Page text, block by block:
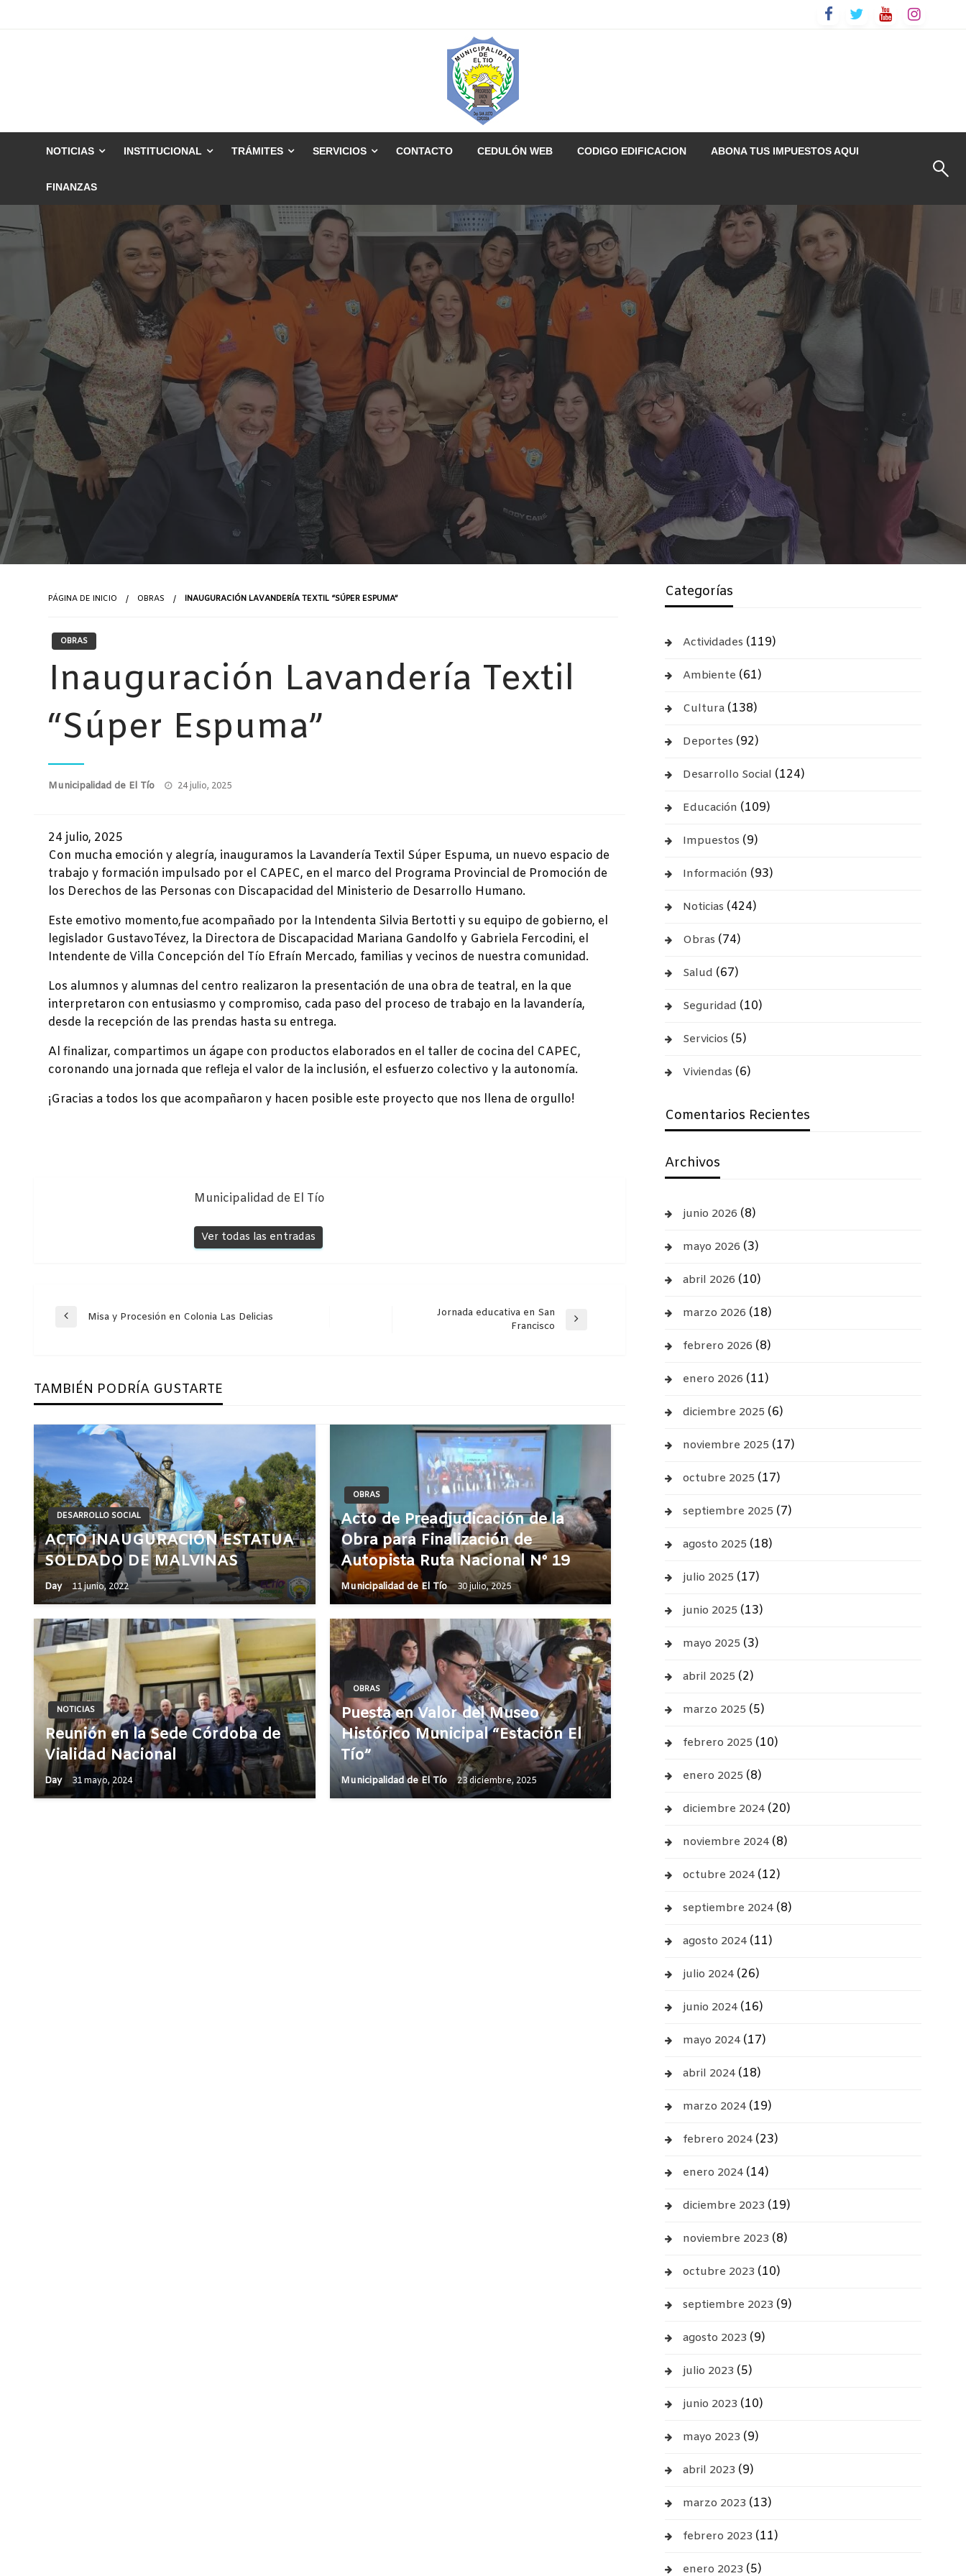
NOTICIAS INSTITUCIONAL TRÁMITES SERVICIOS CONTACTO CEDULÓN WEB CODIGO EDIFICACION ABONA TUS IMPUESTOS AQUI
FINANZAS
PÁGINA DE INICIO OBRAS INAUGURACIÓN LAVANDERÍA TEXTIL “SÚPER ESPUMA”
OBRAS
Inauguración Lavandería Textil
“Súper Espuma”
Municipalidad de El Tío
Publicado
24 julio, 2025
24 julio, 2025
Con mucha emoción y alegría, inauguramos la Lavandería Textil Súper Espuma, un nuevo espacio de
trabajo y formación impulsado por el CAPEC, en el marco del Programa Provincial de Promoción de
los Derechos de las Personas con Discapacidad del Ministerio de Desarrollo Humano.
Este emotivo momento,fue acompañado por la Intendenta Silvia Bertotti y su equipo de gobierno, el
legislador GustavoTévez, la Directora de Discapacidad Mariana Gandolfo y Gabriela Fercodini, el
Intendente de Villa Concepción del Tío Efraín Mercado, familias y vecinos de nuestra comunidad.
Los alumnos y alumnas del centro realizaron la presentación de una obra de teatral, en la que
interpretaron con entusiasmo y compromiso, cada paso del proceso de trabajo en la lavandería,
desde la recepción de las prendas hasta su entrega.
Al finalizar, compartimos un ágape con productos elaborados en el taller de cocina del CAPEC,
coronando una jornada que refleja el valor de la inclusión, el esfuerzo colectivo y la autonomía.
¡Gracias a todos los que acompañaron y hacen posible este proyecto que nos llena de orgullo!
Municipalidad de El Tío
Ver todas las entradas
Navegación
entradas
EntradaMisa y Procesión en Colonia Las Delicias
Jornada educativa en San
Francisco
TAMBIÉN PODRÍA GUSTARTE
DESARROLLO SOCIAL
ACTO INAUGURACIÓN ESTATUA
SOLDADO DE MALVINAS
Day 11 junio, 2022
OBRAS
Acto de Preadjudicación de la
Obra para Finalización de
Autopista Ruta Nacional Nº 19
Municipalidad de El Tío 30 julio, 2025
NOTICIAS
Reunión en la Sede Córdoba de
Vialidad Nacional
Day 31 mayo, 2024
OBRAS
Puesta en Valor del Museo
Histórico Municipal “Estación El
Tío”
Municipalidad de El Tío 23 diciembre, 2025
Categorías
Actividades (119)
Ambiente (61)
Cultura (138)
Deportes (92)
Desarrollo Social (124)
Educación (109)
Impuestos (9)
Información (93)
Noticias (424)
Obras (74)
Salud (67)
Seguridad (10)
Servicios (5)
Viviendas (6)
Comentarios Recientes
Archivos
junio 2026 (8)
mayo 2026 (3)
abril 2026 (10)
marzo 2026 (18)
febrero 2026 (8)
enero 2026 (11)
diciembre 2025 (6)
noviembre 2025 (17)
octubre 2025 (17)
septiembre 2025 (7)
agosto 2025 (18)
julio 2025 (17)
junio 2025 (13)
mayo 2025 (3)
abril 2025 (2)
marzo 2025 (5)
febrero 2025 (10)
enero 2025 (8)
diciembre 2024 (20)
noviembre 2024 (8)
octubre 2024 (12)
septiembre 2024 (8)
agosto 2024 (11)
julio 2024 (26)
junio 2024 (16)
mayo 2024 (17)
abril 2024 (18)
marzo 2024 (19)
febrero 2024 (23)
enero 2024 (14)
diciembre 2023 (19)
noviembre 2023 (8)
octubre 2023 (10)
septiembre 2023 (9)
agosto 2023 (9)
julio 2023 (5)
junio 2023 (10)
mayo 2023 (9)
abril 2023 (9)
marzo 2023 (13)
febrero 2023 (11)
enero 2023 (5)